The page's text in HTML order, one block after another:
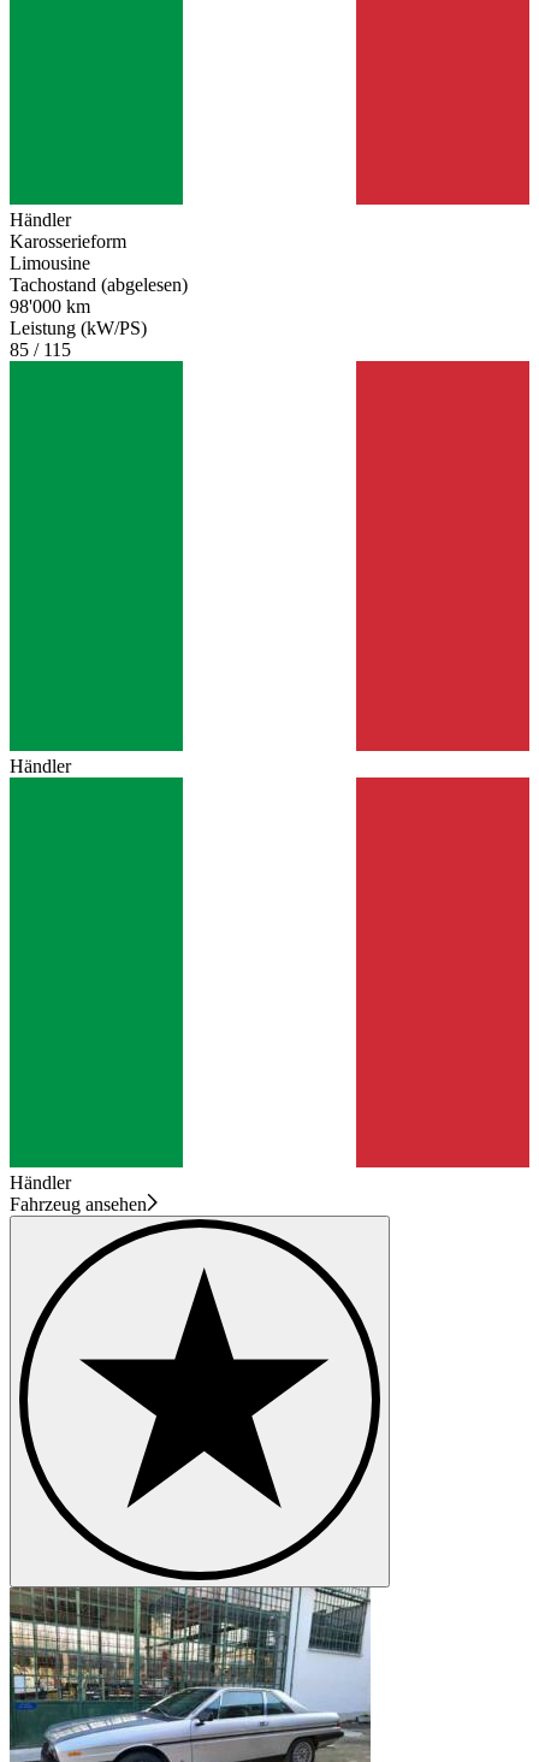
Händler
Karosserieform
Limousine
Tachostand (abgelesen)
98'000 km
Leistung (kW/PS)
85 / 115
Händler
Händler
Fahrzeug ansehen